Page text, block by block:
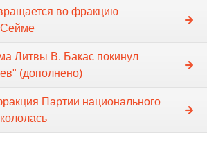
во фракцию
Литвы В. Бакас покинул
(дополнено)
Партии национального